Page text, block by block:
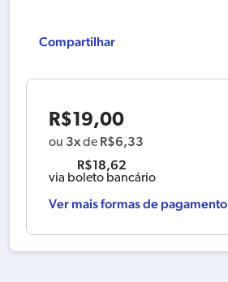
Compartilhar
R$19,00
ou 3xde R$6,33
R$18,62
via boleto bancário
Ver mais formas de pagamento